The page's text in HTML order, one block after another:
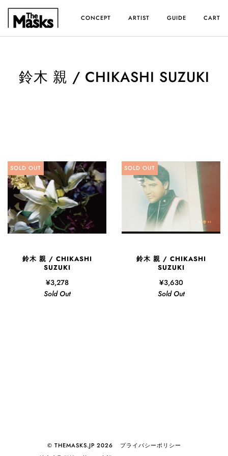
プ
CONCEPT ARTIST GUIDE CART
鈴木 親 / CHIKASHI SUZUKI
SOLD OUT
鈴木 親 / CHIKASHI
SUZUKI
¥3,278
Sold Out
SOLD OUT
鈴木 親 / CHIKASHI
SUZUKI
¥3,630
Sold Out
© THEMASKS.JP 2026
プライバシーポリシー